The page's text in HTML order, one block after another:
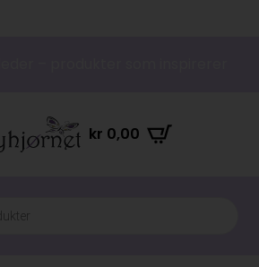
kr 0,00